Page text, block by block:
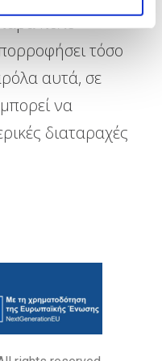
πολύ
τόσο
αυτά, σε
να
διαταραχές